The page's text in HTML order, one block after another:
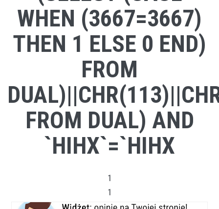
WHEN (3667=3667)
THEN 1 ELSE 0 END)
FROM
FROM DUAL) AND
`HIHX`=`HIHX
1
1